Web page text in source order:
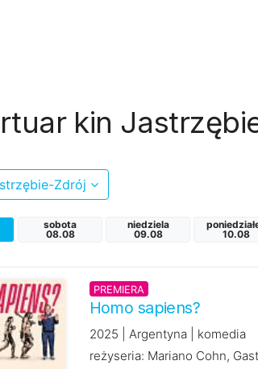
kin
Zdrój
sobota
08.08
niedziela
09.08
10.08
PREMIERA
Homo sapiens?
2025 | Argentyna | komedia
reżyseria: Mariano Cohn,